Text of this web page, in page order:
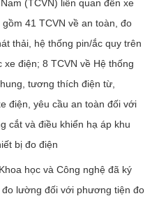
(TCVN) liên quan đến xe
41 TCVN về an toàn, đo
thải, hệ thống pin/ắc quy trên
điện; 8 TCVN về Hệ thống
tương thích điện từ,
điện, yêu cầu an toàn đối với
cắt và điều khiển hạ áp khu
bị đo điện
học và Công nghệ đã ký
lường đối với phương tiện đo